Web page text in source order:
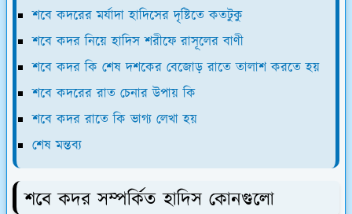
শবে কদরের মর্যাদা হাদিসের দৃষ্টিতে কতটুকু
শবে কদর নিয়ে হাদিস শরীফে রাসূলের বাণী
শবে কদর কি শেষ দশকের বেজোড় রাতে তালাশ করতে হয়
শবে কদরের রাত চেনার উপায় কি
শবে কদর রাতে কি ভাগ্য লেখা হয়
শেষ মন্তব্য
শবে কদর সম্পর্কিত হাদিস কোনগুলো